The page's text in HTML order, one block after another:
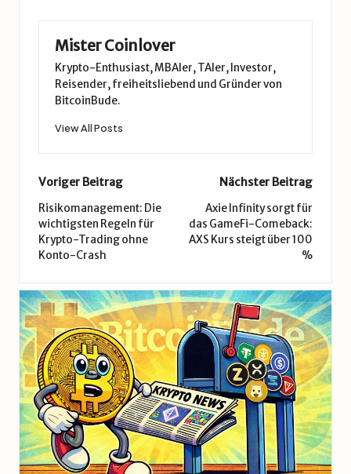
Mister Coinlover
Krypto-Enthusiast, MBAler, TAler, Investor,
Reisender, freiheitsliebend und Gründer von
BitcoinBude.
View All Posts
Post
navigation
Voriger Beitrag
Risikomanagement: Die
wichtigsten Regeln für
Krypto-Trading ohne
Konto-Crash
Nächster Beitrag
Axie Infinity sorgt für
das GameFi-Comeback:
AXS Kurs steigt über 100
%